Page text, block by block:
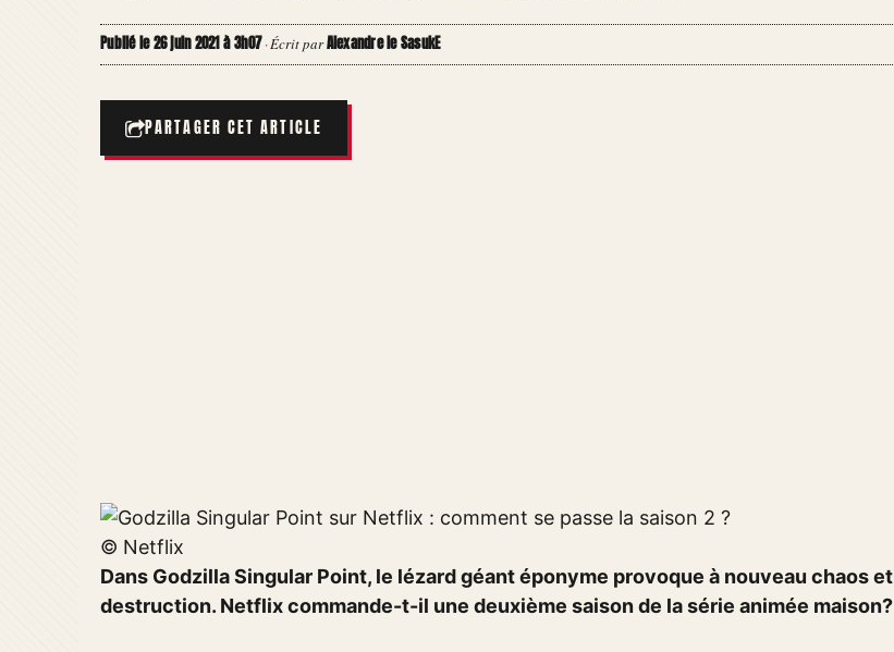
Publié le 26 juin 2021 à 3h07·Écrit parAlexandre le SasukE
PARTAGER CET ARTICLE
© Netflix
Dans Godzilla Singular Point, le lézard géant éponyme provoque à nouveau chaos et
destruction. Netflix commande-t-il une deuxième saison de la série animée maison?